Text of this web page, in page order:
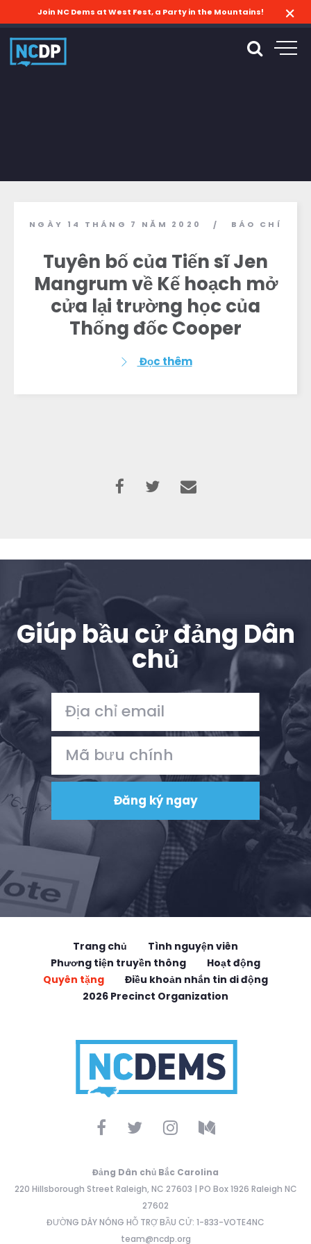
Shop
Take Back the Courts
Làm việc với chúng tôi
Bữa tiệc của bạn
Hoạt động
Vote
Quyên tặng
Join NC Dems at West Fest, a Party in the Mountains!
NGÀY 14 THÁNG 7 NĂM 2020 / BÁO CHÍ
Tuyên bố của Tiến sĩ Jen
Mangrum về Kế hoạch mở
cửa lại trường học của
Thống đốc Cooper
Đọc thêm
Giúp bầu cử đảng Dân
chủ
Trang chủ
Tình nguyện viên
Phương tiện truyền thông
Hoạt động
Quyên tặng
Điều khoản nhắn tin di động
2026 Precinct Organization
Đảng Dân chủ Bắc Carolina
220 Hillsborough Street Raleigh, NC 27603 | PO Box 1926 Raleigh NC
27602
ĐƯỜNG DÂY NÓNG HỖ TRỢ BẦU CỬ: 1-833-VOTE4NC
team@ncdp.org